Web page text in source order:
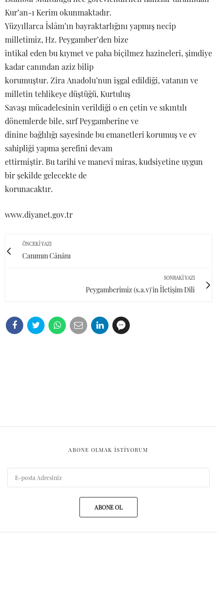
Kur’an-ı Kerim okunmaktadır.
Yüzyıllarca İslâm’ın bayraktarlığını yapmış necip
milletimiz, Hz. Peygamber’den bize
intikal eden bu kıymet ve paha biçilmez hazineleri, şimdiye
kadar canından aziz bilip
korumuştur. Zira Anadolu’nun işgal edildiği, vatanın ve
milletin tehlikeye düştüğü, Kurtuluş
Savaşı mücadelesinin verildiği o en çetin ve sıkıntılı
dönemlerde bile, sırf Peygamberine ve
dinine bağlılığı sayesinde bu emanetleri korumuş ve ev
sahipliği yapma şerefini devam
ettirmiştir. Bu tarihi ve manevî miras, kudsiyetine uygun
bir şekilde gelecekte de
korunacaktır.
www.diyanet.gov.tr
ÖNCEKI YAZI
Canımın Cânânı
SONRAKI YAZI
Peygamberimiz (s.a.v)'in İletişim Dili
ABONE OLMAK ISTIYORUM
ABONE OL